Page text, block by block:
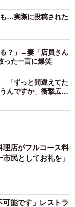
マ（月光もりあさん
も…実際に投稿された
？」→妻「店員さん
った一言に爆笑
「ずっと間違えてた
んですか」衝撃広が
理店がフルコース料
民としてお礼を」
可能です」レストラ